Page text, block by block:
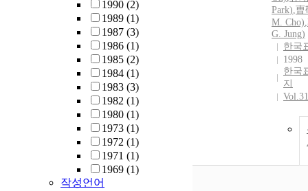
1990 (2)
1989 (1)
1987 (3)
1986 (1)
1985 (2)
1984 (1)
1983 (3)
1982 (1)
1980 (1)
1973 (1)
1972 (1)
1971 (1)
1969 (1)
작성언어
Park),
M. Cho),
G. Jung)
한국
1998
한국
지